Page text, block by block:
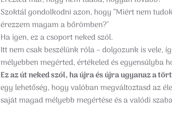
Szoktál gondolkodni azon, hogy “Miért nem
érezzem magam a bőrömben?"
Ha igen, ez a csoport neked szól.
Itt nem csak beszélünk róla – dolgozunk is vele,
mélyebben megérted, értékeled és egyensúlyba
Ez az út neked szól, ha újra és újra ugyanaz a
egy lehetőség, hogy valóban megváltoztasd az
saját magad mélyebb megértése és a valódi